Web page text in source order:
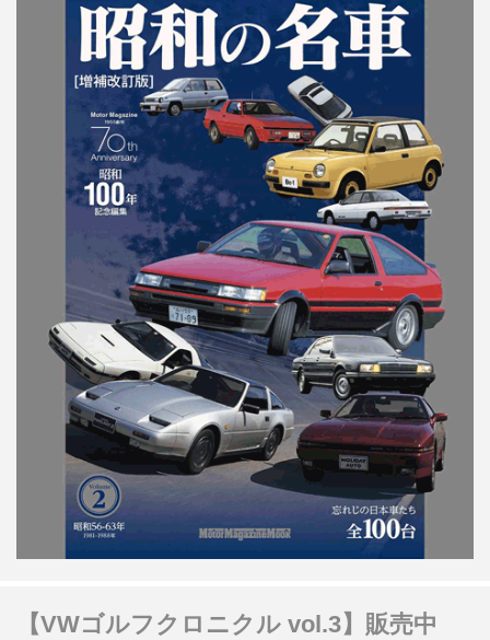
【VWゴルフクロニクル vol.3】販売中